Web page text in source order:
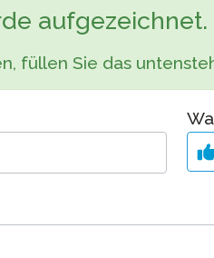
Veranstaltungen
aufgezeichnet.
füllen Sie das